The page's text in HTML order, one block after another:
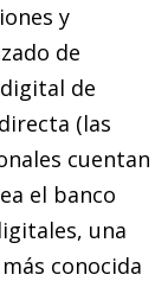
y
de
de
(las
cuentan
el banco
una
conocida